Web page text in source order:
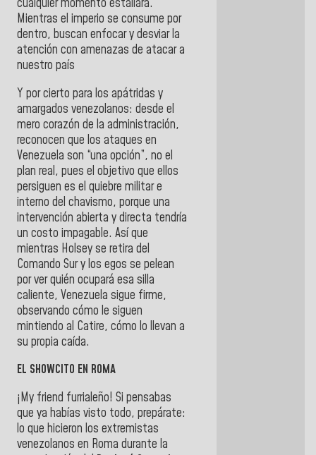
cualquier momento estallará.
Mientras el imperio se consume por
dentro, buscan enfocar y desviar la
atención con amenazas de atacar a
nuestro país
Y por cierto para los apátridas y
amargados venezolanos: desde el
mero corazón de la administración,
reconocen que los ataques en
Venezuela son “una opción”, no el
plan real, pues el objetivo que ellos
persiguen es el quiebre militar e
interno del chavismo, porque una
intervención abierta y directa tendría
un costo impagable. Así que
mientras Holsey se retira del
Comando Sur y los egos se pelean
por ver quién ocupará esa silla
caliente, Venezuela sigue firme,
observando cómo le siguen
mintiendo al Catire, cómo lo llevan a
su propia caída.
EL SHOWCITO EN ROMA
¡My friend furrialeño! Si pensabas
que ya habías visto todo, prepárate:
lo que hicieron los extremistas
venezolanos en Roma durante la